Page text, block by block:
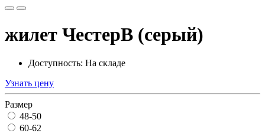
жилет ЧестерВ (серый)
Доступность: На складе
Узнать цену
Размер
48-50
60-62